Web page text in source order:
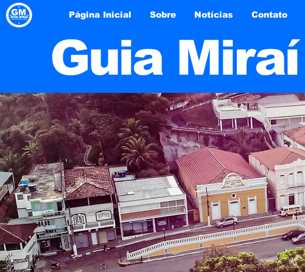
Página Inicial Sobre Notícias Contato
Guia Miraí